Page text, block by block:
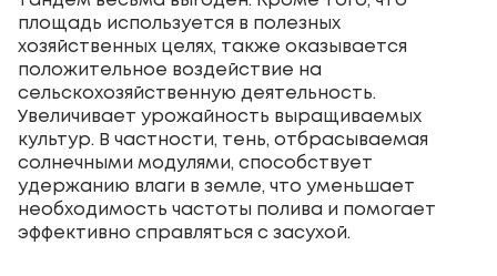
площадь используется в полезных
хозяйственных целях, также оказывается
положительное воздействие на
сельскохозяйственную деятельность.
Увеличивает урожайность выращиваемых
культур. В частности, тень, отбрасываемая
солнечными модулями, способствует
удержанию влаги в земле, что уменьшает
необходимость частоты полива и помогает
эффективно справляться с засухой.